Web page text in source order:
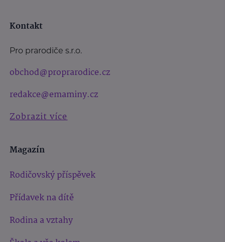
Kontakt
Pro prarodiče s.r.o.
obchod@proprarodice.cz
redakce@emaminy.cz
Zobrazit více
Magazín
Rodičovský příspěvek
Přídavek na dítě
Rodina a vztahy